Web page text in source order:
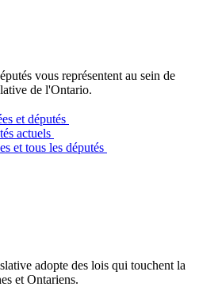
vous représentent au sein de
de l'Ontario.
et députés
actuels
et tous les députés
adopte des lois qui touchent la
et Ontariens.